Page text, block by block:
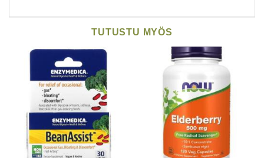
TUTUSTU MYÖS